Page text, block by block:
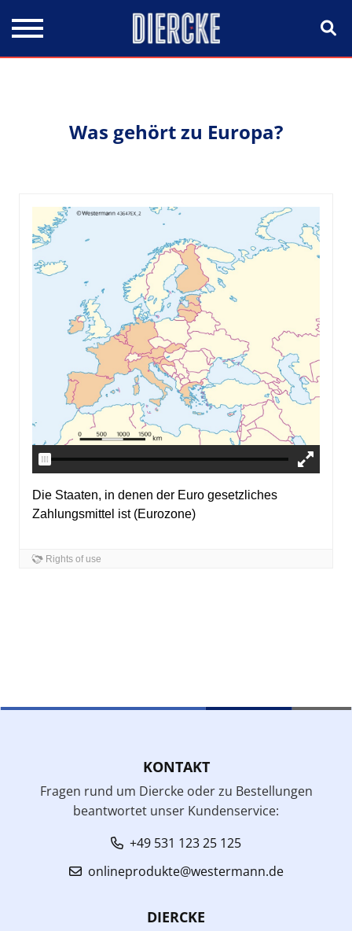
Was gehört zu Europa?
KONTAKT
Fragen rund um Diercke oder zu Bestellungen
beantwortet unser Kundenservice:
+49 531 123 25 125
onlineprodukte@westermann.de
DIERCKE